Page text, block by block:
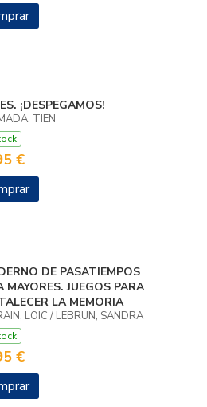
¡DESPEGAMOS!
TIEN
€
DE PASATIEMPOS
MAYORES. JUEGOS PARA
LA MEMORIA
LOIC / LEBRUN, SANDRA
€